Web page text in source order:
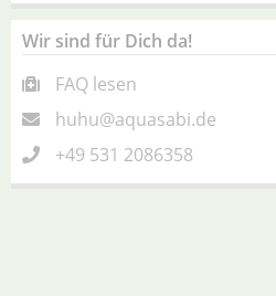
Wir sind für Dich da!
FAQ lesen
huhu@aquasabi.de
+49 531 2086358